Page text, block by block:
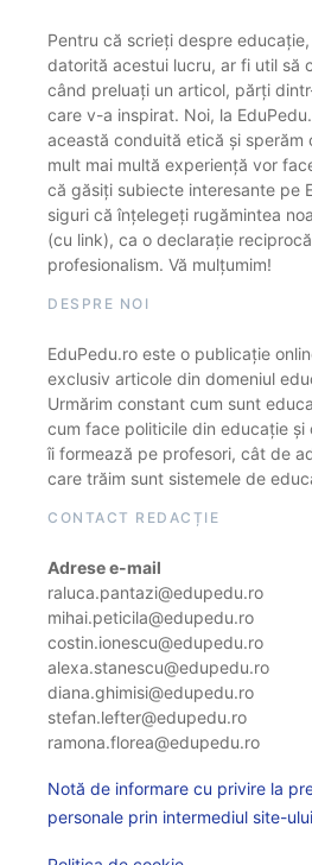
Pentru că scrieți despre
datorită acestui lucru, ar fi util să
când preluați un articol, părți
care v-a inspirat. Noi, la
această conduită etică și sperăm
mult mai multă experiență vor
că găsiți subiecte interesante pe
siguri că înțelegeți rugămintea
(cu link), ca o declarație
profesionalism. Vă mulțumim!
DESPRE NOI
EduPedu.ro este o publicație
exclusiv articole din domeniul
Urmărim constant cum sunt
cum face politicile din educație și
îi formează pe profesori, cât de
care trăim sunt sistemele de
CONTACT REDACȚIE
Adrese e-mail
raluca.pantazi@edupedu.ro
mihai.peticila@edupedu.ro
costin.ionescu@edupedu.ro
alexa.stanescu@edupedu.ro
diana.ghimisi@edupedu.ro
stefan.lefter@edupedu.ro
ramona.florea@edupedu.ro
Notă de informare cu privire la
personale prin intermediul site-ului